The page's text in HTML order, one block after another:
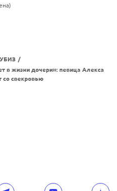
/
в жизни дочери»: певица Алекса
со свекровью